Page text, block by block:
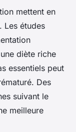
mettent en
Les études
diète riche
essentiels peut
Des
suivant le
meilleure